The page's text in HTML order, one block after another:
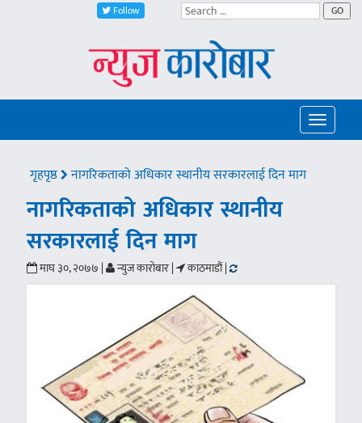
Follow GO
Toggle
गृहपृष्ठ नागरिकताको अधिकार स्थानीय सरकारलाई दिन माग
नागरिकताको अधिकार स्थानीय
सरकारलाई दिन माग
माघ ३०, २०७७ | न्युज कारोबार | काठमाडौं |